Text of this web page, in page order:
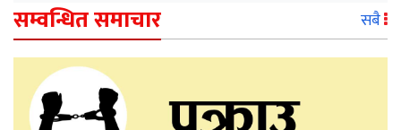
सम्वन्धित समाचार सबै